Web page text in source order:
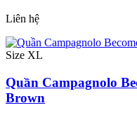
Liên hệ
Size XL
Quần Campagnolo
Brown